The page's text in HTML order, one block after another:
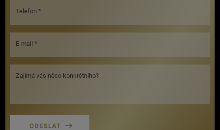
Telefon *
E-mail *
Zajímá vás něco konkrétního?